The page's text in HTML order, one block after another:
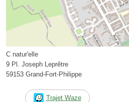
C natur'elle
9 Pl. Joseph Leprêtre
59153 Grand-Fort-Philippe
Trajet Waze